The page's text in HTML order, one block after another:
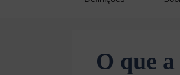
O que